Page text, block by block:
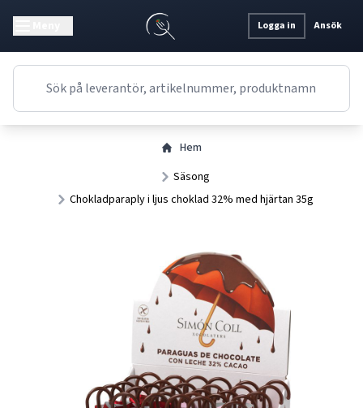
Logga in Ansök
Hem
Säsong
Chokladparaply i ljus choklad 32% med hjärtan 35g